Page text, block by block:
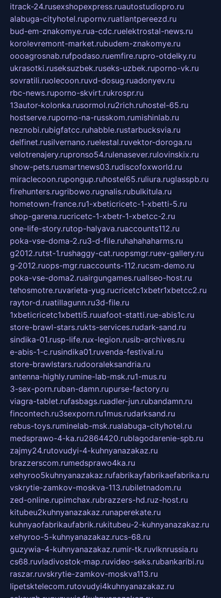
itrack-24.rusexshopexpress.ruautostudiopro.ru
alabuga-cityhotel.rupornv.ruatlantpereezd.ru
bud-em-znakomye.rua-cdc.ruelektrostal-news.ru
korolevremont-market.rubudem-znakomye.ru
oooagrosnab.rufpodaso.ruemfire.rupro-otdelky.ru
ukrasotki.ruseksuzbek.ruseks-uzbek.ruporno-vk.ru
sovratili.ruolecoon.ruvd-dosug.ruadonyev.ru
rbc-news.ruporno-skvirt.rukrospr.ru
13autor-kolonka.rusormol.ru2rich.ruhostel-65.ru
hostserve.ruporno-na-russkom.rumishinlab.ru
neznobi.rubigfatcc.ruhabble.rustarbucksvia.ru
delfinet.rusilvernano.ruelestal.ruvektor-doroga.ru
velotrenajery.rupronso54.rulenasever.rulovinskix.ru
show-pets.rusmartnews03.rudiscofoxworld.ru
miraclecoon.rupongup.ruhostel65.ruliura.ruglasspb.ru
firehunters.rugribowo.rugnalis.rubulkitula.ru
hometown-france.ru1-xbeticricetc-1-xbetti-5.ru
shop-garena.rucricetc-1-xbetr-1-xbetcc-2.ru
one-life-story.rutop-halyava.ruaccounts112.ru
poka-vse-doma-2.ru3-d-file.ruhahahaharms.ru
g2012.rutst-1.rushaggy-cat.ruopsmgr.ruev-gallery.ru
g-2012.ruops-mgr.ruaccounts-112.rucsm-demo.ru
poka-vse-doma2.ruairgungames.ruallseo-host.ru
tehosmotre.ruvarieta-yug.rucricetc1xbetr1xbetcc2.ru
raytor-d.ruatillagunn.ru3d-file.ru
1xbeticricetc1xbetti5.ruuafoot-statti.rue-abis1c.ru
store-brawl-stars.rukts-services.rudark-sand.ru
sindika-01.rusp-life.rux-legion.rusib-archives.ru
e-abis-1-c.rusindika01.ruvenda-festival.ru
store-brawlstars.rudooraleksandria.ru
antenna-highly.rumine-lab-msk.ru1-mus.ru
3-sex-porn.ruban-damn.rupurse-factory.ru
viagra-tablet.rufasbags.ruadler-jun.rubandamn.ru
fincontech.ru3sexporn.ru1mus.rudarksand.ru
rebus-toys.ruminelab-msk.rualabuga-cityhotel.ru
medsprawo-4-ka.ru2864420.rublagodarenie-spb.ru
zajmy24.rutovudyi-4-kuhnyanazakaz.ru
brazzerscom.rumedsprawo4ka.ru
xehyroo5kuhnyanazakaz.rufabrikayfabrikaefabrika.ru
vskrytie-zamkov-moskva-113.rubiletnadom.ru
zed-online.rupimchax.rubrazzers-hd.ruz-host.ru
kitubeu2kuhnyanazakaz.runaperekate.ru
kuhnyaofabrikaufabrik.rukitubeu-2-kuhnyanazakaz.ru
xehyroo-5-kuhnyanazakaz.rucs-68.ru
guzywia-4-kuhnyanazakaz.rumir-tk.ruvlknrussia.ru
cs68.ruvladivostok-map.ruvideo-seks.rubankaribi.ru
raszar.ruvskrytie-zamkov-moskva113.ru
lipetsktelecom.rutovudyi4kuhnyanazakaz.ru